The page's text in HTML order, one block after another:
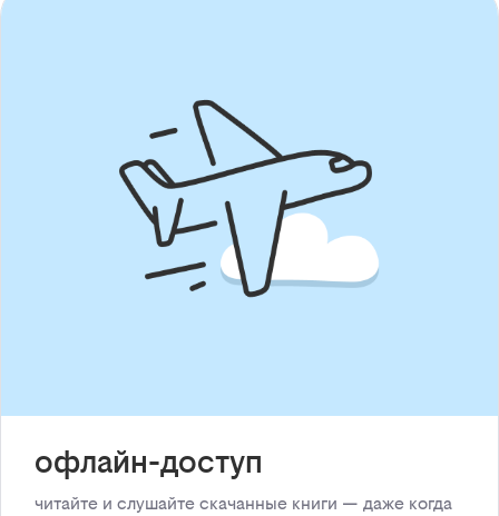
офлайн-доступ
читайте и слушайте скачанные книги — даже когда